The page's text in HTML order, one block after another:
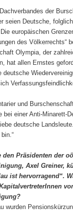
der
seien Deutsche,
europäischen
des Völkerrechts“
Olympia, der
hat allen Ernstes
deutsche
und
bei einer Anti-Minarett-
deutsche
den Präsidenten der
Axel Greiner,
ist hervorragend“.
wurden